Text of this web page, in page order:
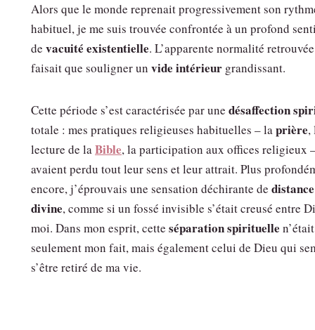
Alors que le monde reprenait progressivement son
habituel, je me suis trouvée confrontée à un profond
de vacuité existentielle. L’apparente normalité
faisait que souligner un vide intérieur grandissant.
Cette période s’est caractérisée par une désaffection
totale : mes pratiques religieuses habituelles – laprière,
lecture de laBible, la participation aux offices religieux
avaient perdu tout leur sens et leur attrait. Plus
encore, j’éprouvais une sensation déchirante de distance
divine, comme si un fossé invisible s’était creusé entre
moi. Dans mon esprit, cette séparation spirituelle
seulement mon fait, mais également celui de Dieu qui
s’être retiré de ma vie.